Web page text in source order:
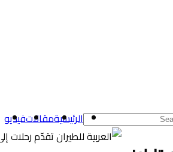
الرئيسيةمقالاتفيديو